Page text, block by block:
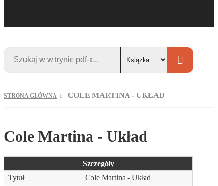
STRONA GŁÓWNA COLE MARTINA - UKŁAD
Cole Martina - Układ
Szczegóły
Tytuł
Cole Martina - Układ